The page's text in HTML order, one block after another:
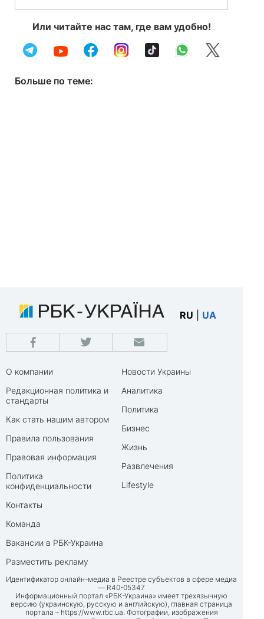
Или читайте нас там, где вам удобно!
Больше по теме:
RU UA
О компании
Редакционная политика и
стандарты
Как стать нашим автором
Правила пользования
Правовая информация
Политика
конфиденциальности
Контакты
Команда
Вакансии в РБК-Украина
Разместить рекламу
Новости Украины
Аналитика
Политика
Бизнес
Жизнь
Развлечения
Lifestyle
Идентификатор онлайн-медиа в Реестре субъектов в сфере медиа
— R40-05347
Информационный портал «РБК-Украина» имеет трехязычную
версию (украинскую, русскую и английскую), главная страница
портала – https://www.rbc.ua. Фотографии, изображения